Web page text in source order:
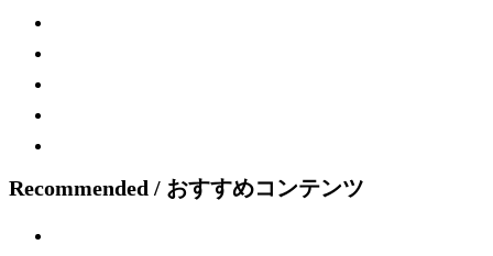
Recommended / おすすめコンテンツ